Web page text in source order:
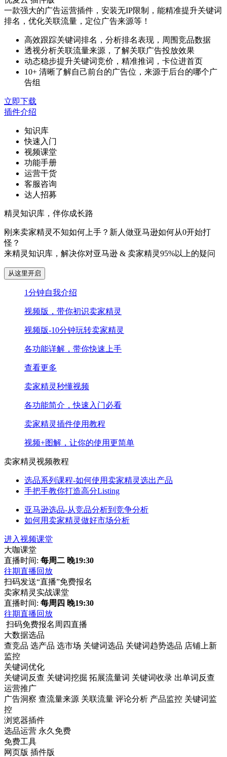
一款强大的广告运营插件，安装无IP限制，能精准提升关键词
排名，优化关联流量，定位广告来源等！
高效跟踪关键词排名，分析排名表现，周围竞品数据
透视分析关联流量来源，了解关联广告投放效果
动态稳步提升关键词竞价，精准推词，卡位进首页
10+ 清晰了解自己前台的广告位，来源于后台的哪个广
告组
立即下载
插件介绍
知识库
快速入门
视频课堂
功能手册
运营干货
客服咨询
达人招募
精灵知识库，伴你成长路
刚来卖家精灵不知如何上手？新人做亚马逊如何从0开始打
怪？
来精灵知识库，解决你对亚马逊 & 卖家精灵95%以上的疑问
从这里开启
1分钟自我介绍
视频版，带你初识卖家精灵
视频版-10分钟玩转卖家精灵
各功能详解，带你快速上手
查看更多
卖家精灵秒懂视频
各功能简介，快速入门必看
卖家精灵插件使用教程
视频+图解，让你的使用更简单
卖家精灵视频教程
选品系列课程-如何使用卖家精灵选出产品
手把手教你打造高分Listing
亚马逊选品-从竞品分析到竞争分析
如何用卖家精灵做好市场分析
进入视频课堂
大咖课堂
直播时间: 每周二 晚19:30
往期直播回放
扫码发送“直播”免费报名
卖家精灵实战课堂
直播时间: 每周四 晚19:30
往期直播回放
扫码免费报名周四直播
大数据选品
查竞品 选产品 选市场 关键词选品 关键词趋势选品 店铺上新
监控
关键词优化
关键词反查 关键词挖掘 拓展流量词 关键词收录 出单词反查
运营推广
广告洞察 查流量来源 关联流量 评论分析 产品监控 关键词监
控
浏览器插件
选品运营 永久免费
免费工具
网页版 插件版